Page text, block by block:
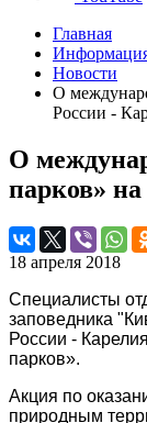
Главная
Новости
О
России -
О
парков»
18 апреля 2018
Специалисты
заповедника
России -
парков».
Акция по
природным